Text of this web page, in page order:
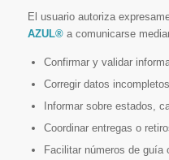
El usuario autoriza
AZUL®a comunicarse
Confirmar y validar
Corregir datos
Informar sobre estados,
Coordinar entregas o
Facilitar números de guía